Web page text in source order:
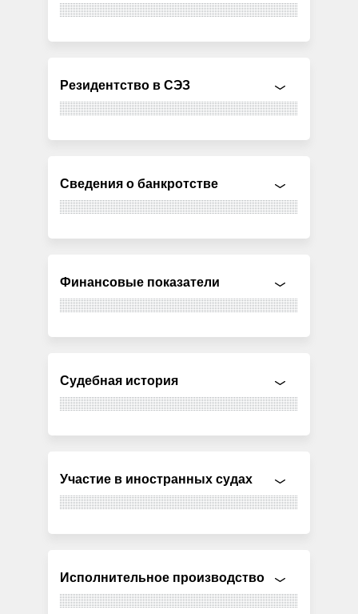
Резидентство в СЭЗ
Сведения о банкротстве
Финансовые показатели
Судебная история
Участие в иностранных судах
Исполнительное производство